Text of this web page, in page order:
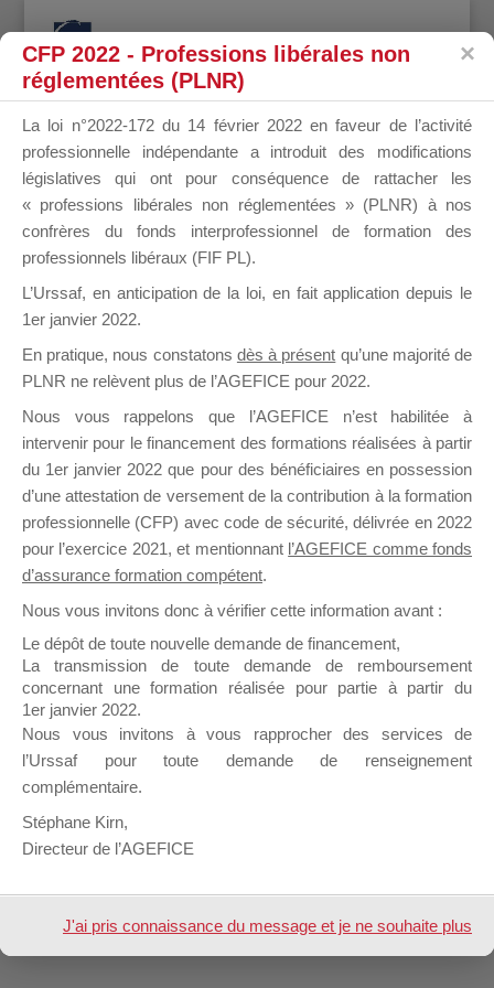
MYRIAM
BURRY
il y a 10 ans
Profil Groupes 0 Forums
Inscription
Nom &
Prénom
Myriam BURRY
Design de
CFP 2022 - Professions libérales non
réglementées (PLNR)
La loi n°2022-172 du 14 février 2022 en faveur de l’activité
professionnelle indépendante a introduit des modifications
législatives qui ont pour conséquence de rattacher les
« professions libérales non réglementées » (PLNR) à nos
confrères du fonds interprofessionnel de formation des
professionnels libéraux (FIF PL).
L’Urssaf, en anticipation de la loi, en fait application depuis le
1er janvier 2022.
En pratique, nous constatons dès à présent qu’une majorité de
PLNR ne relèvent plus de l’AGEFICE pour 2022.
Nous vous rappelons que l’AGEFICE n’est habilitée à
intervenir pour le financement des formations réalisées à partir
du 1er janvier 2022 que pour des bénéficiaires en possession
d’une attestation de versement de la contribution à la formation
professionnelle (CFP) avec code de sécurité, délivrée en 2022
pour l’exercice 2021, et mentionnant l’AGEFICE comme fonds
d’assurance formation compétent.
Nous vous invitons donc à vérifier cette information avant :
Le dépôt de toute nouvelle demande de financement,
La transmission de toute demande de remboursement
concernant une formation réalisée pour partie à partir du
1er janvier 2022.
Nous vous invitons à vous rapprocher des services de
l’Urssaf pour toute demande de renseignement
complémentaire.
Stéphane Kirn,
Directeur de l’AGEFICE
J'ai pris connaissance du message et je ne souhaite plus